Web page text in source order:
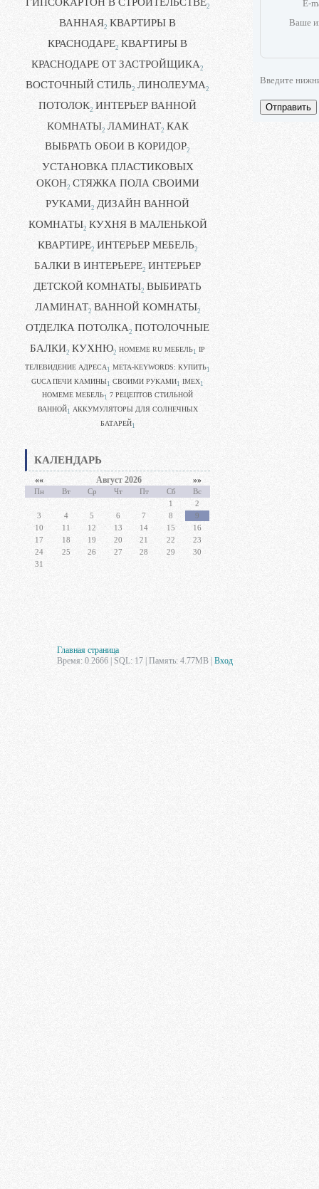
2
ВАННАЯ2 КВАРТИРЫ В
КРАСНОДАРЕ2 КВАРТИРЫ В
КРАСНОДАРЕ ОТ ЗАСТРОЙЩИКА2
ВОСТОЧНЫЙ СТИЛЬ2 ЛИНОЛЕУМА2
ПОТОЛОК2 ИНТЕРЬЕР ВАННОЙ
КОМНАТЫ2 ЛАМИНАТ2 КАК
ВЫБРАТЬ ОБОИ В КОРИДОР2
УСТАНОВКА ПЛАСТИКОВЫХ
ОКОН2 СТЯЖКА ПОЛА СВОИМИ
РУКАМИ2 ДИЗАЙН ВАННОЙ
КОМНАТЫ2 КУХНЯ В МАЛЕНЬКОЙ
КВАРТИРЕ2 ИНТЕРЬЕР МЕБЕЛЬ2
БАЛКИ В ИНТЕРЬЕРЕ2 ИНТЕРЬЕР
ДЕТСКОЙ КОМНАТЫ2 ВЫБИРАТЬ
ЛАМИНАТ2 ВАННОЙ КОМНАТЫ2
ОТДЕЛКА ПОТОЛКА2 ПОТОЛОЧНЫЕ
БАЛКИ2 КУХНЮ2 HOMEME RU МЕБЕЛЬ1 IP
ТЕЛЕВИДЕНИЕ АДРЕСА 1 META-KEYWORDS: КУПИТЬ1
GUCA ПЕЧИ КАМИНЫ1 CВОИМИ РУКАМИ1 IMEX1
HOMEME МЕБЕЛЬ1 7 РЕЦЕПТОВ СТИЛЬНОЙ
ВАННОЙ1 АККУМУЛЯТОРЫ ДЛЯ СОЛНЕЧНЫХ
БАТАРЕЙ1
КАЛЕНДАРЬ
«« Август 2026 »»
Пн Вт Ср Чт Пт Сб
Вс
1
2
3
4 5 6 7 8
9
10
11 12 13 14 15
16
17
18 19 20 21 22
23
24
25 26 27 28 29
30
31
E-
Ваше
Введите
Отправить
Главная страница
Время: 0.2666 | SQL: 17 | Память: 4.77MB Вход